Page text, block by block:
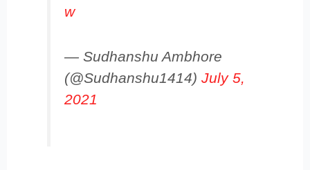
w
— Sudhanshu Ambhore
(@Sudhanshu1414)July 5,
2021